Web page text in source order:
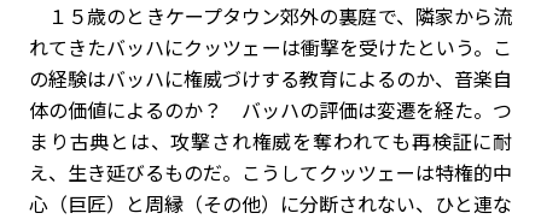
１５歳のときケープタウン郊外の裏庭で、隣家から流
れてきたバッハにクッツェーは衝撃を受けたという。こ
の経験はバッハに権威づけする教育によるのか、音楽自
体の価値によるのか？ バッハの評価は変遷を経た。つ
まり古典とは、攻撃され権威を奪われても再検証に耐
え、生き延びるものだ。こうしてクッツェーは特権的中
心（巨匠）と周縁（その他）に分断されない、ひと連な